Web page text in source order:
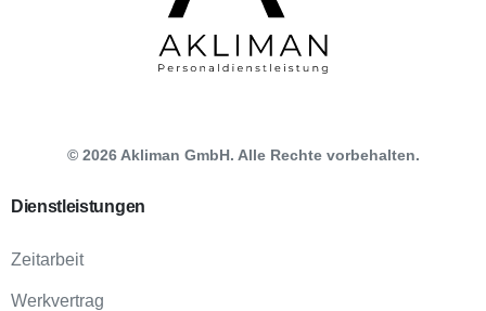
© 2026Akliman GmbH. Alle Rechte vorbehalten.
Dienstleistungen
Zeitarbeit
Werkvertrag